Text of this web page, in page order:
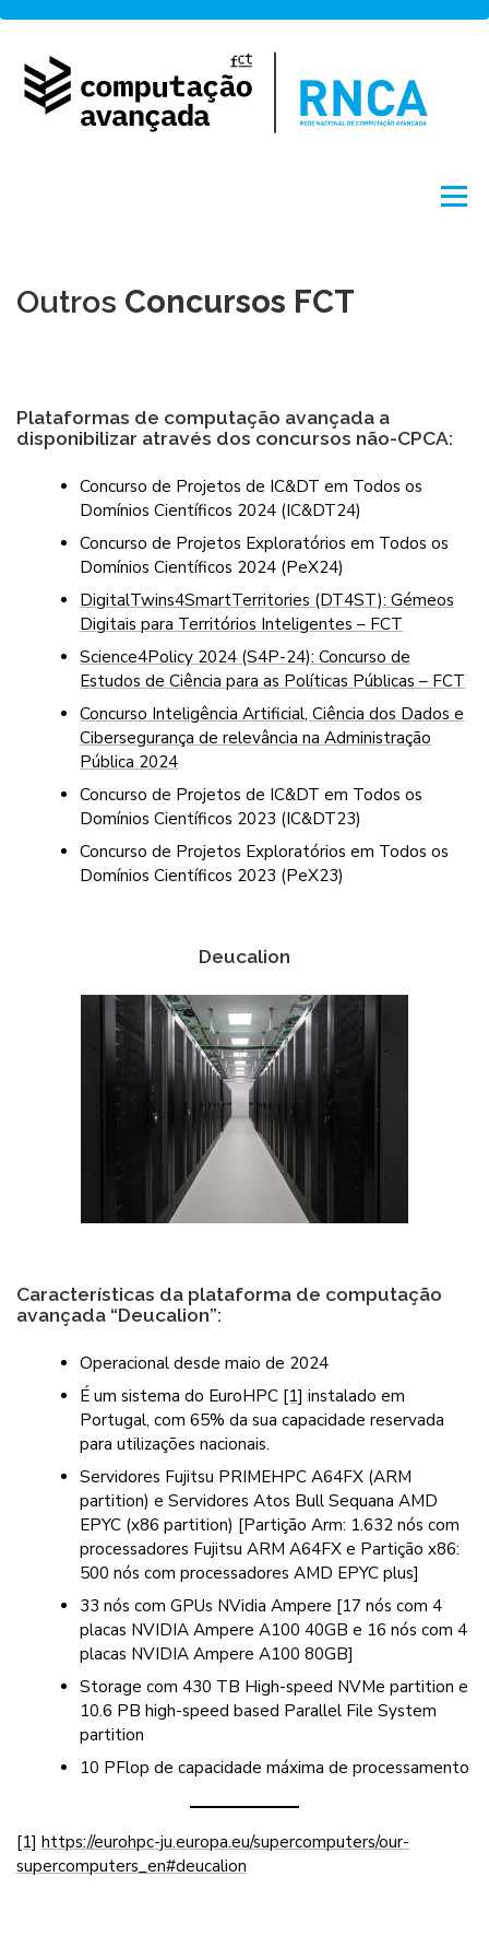
conteúdo
Menu
Outros Concursos FCT
Plataformas de computação avançada a
disponibilizar através dos concursos não-CPCA:
Concurso de Projetos de IC&DT em Todos os
Domínios Científicos 2024 (IC&DT24)
Concurso de Projetos Exploratórios em Todos os
Domínios Científicos 2024 (PeX24)
DigitalTwins4SmartTerritories (DT4ST): Gémeos
Digitais para Territórios Inteligentes – FCT
Science4Policy 2024 (S4P-24): Concurso de
Estudos de Ciência para as Políticas Públicas – FCT
Concurso Inteligência Artificial, Ciência dos Dados e
Cibersegurança de relevância na Administração
Pública 2024
Concurso de Projetos de IC&DT em Todos os
Domínios Científicos 2023 (IC&DT23)
Concurso de Projetos Exploratórios em Todos os
Domínios Científicos 2023 (PeX23)
Deucalion
Características da plataforma de computação
avançada “Deucalion”:
Operacional desde maio de 2024
É um sistema do EuroHPC [1] instalado em
Portugal, com 65% da sua capacidade reservada
para utilizações nacionais.
Servidores Fujitsu PRIMEHPC A64FX (ARM
partition) e Servidores Atos Bull Sequana AMD
EPYC (x86 partition) [Partição Arm: 1.632 nós com
processadores Fujitsu ARM A64FX e Partição x86:
500 nós com processadores AMD EPYC plus]
33 nós com GPUs NVidia Ampere [17 nós com 4
placas NVIDIA Ampere A100 40GB e 16 nós com 4
placas NVIDIA Ampere A100 80GB]
Storage com 430 TB High-speed NVMe partition e
10.6 PB high-speed based Parallel File System
partition
10 PFlop de capacidade máxima de processamento
[1] https://eurohpc-ju.europa.eu/supercomputers/our-
supercomputers_en#deucalion